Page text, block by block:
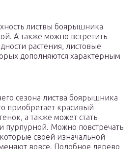
листвы боярышника
А также можно встретить
растения, листовые
дополняются характерным
сезона листва боярышника
приобретает красивый
а также может стать
пурпурной. Можно повстречать
своей изначальной
вовсе. Подобное дерево